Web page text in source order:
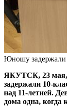
Юношу задержали
ЯКУТСК, 23 мая,
задержали 10-
над 11-летней.
дома одна, когда